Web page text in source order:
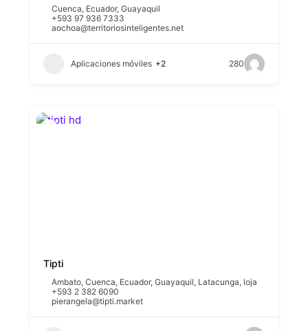
Cuenca, Ecuador,Guayaquil
+593 97 936 7333
aochoa@territoriosinteligentes.net
Aplicaciones móviles +2 280
Tipti
Ambato,Cuenca, Ecuador,Guayaquil, Latacunga, loja
+593 2 382 6090
pierangela@tipti.market